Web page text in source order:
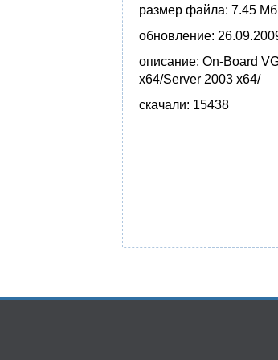
размер файла: 7.45 Мб
обновление:
описание: On-Board
x64/Server 2003 x64/
скачали: 15438